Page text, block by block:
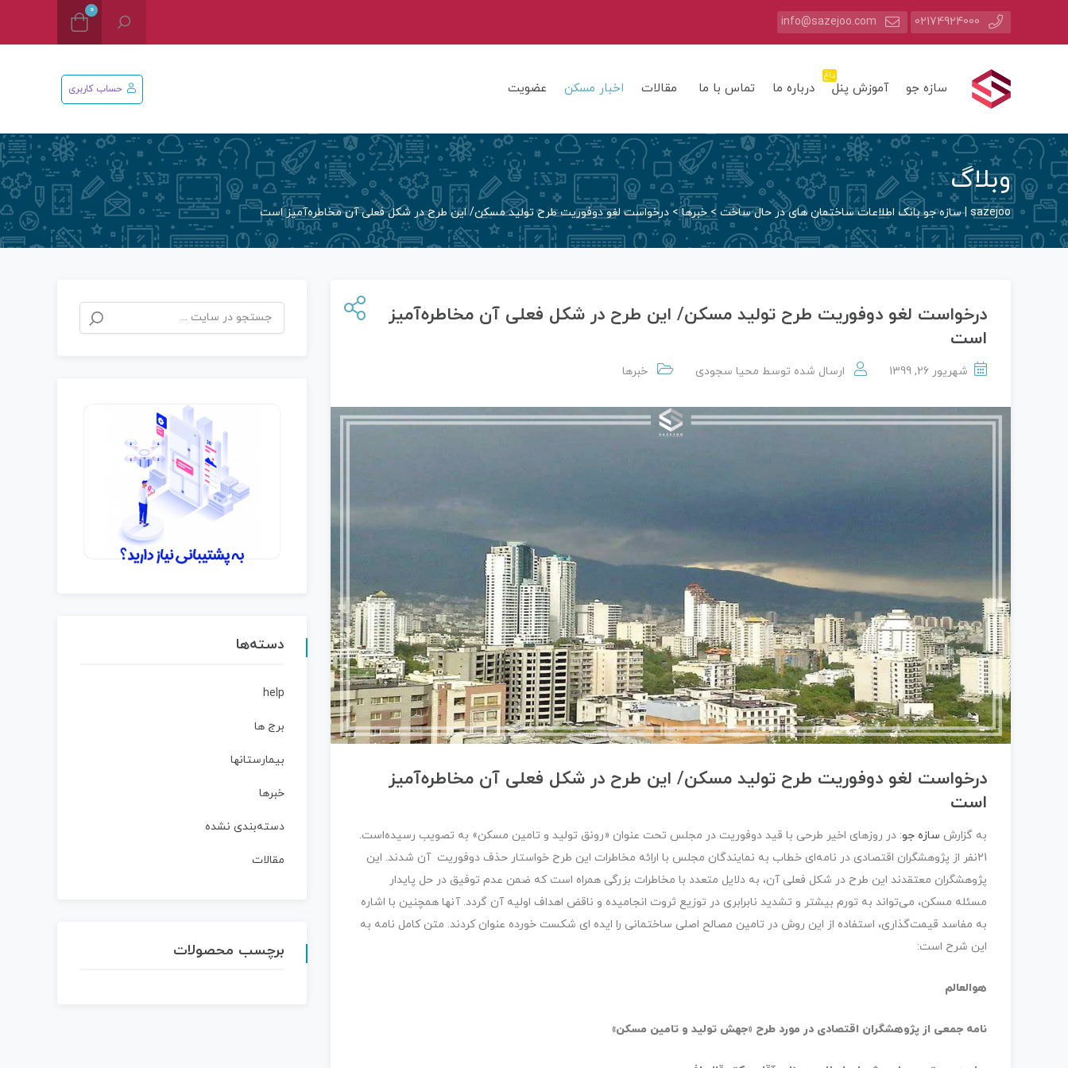
02174924000
info@sazejoo.com
0
سازه جو آموزش پنل
داغ
درباره ما تماس با ما مقالات اخبار مسکن عضویت حساب کاربری
وبلاگ
sazejoo | سازه جو بانک اطلاعات ساختمان های در حال ساخت >خبرها> درخواست لغو دوفوریت طرح تولید مسکن/ این طرح در شکل فعلی آن مخاطره‌آمیز است
درخواست لغو دوفوریت طرح تولید مسکن/ این طرح در شکل فعلی آن مخاطره‌آمیز
است
شهریور 26, 1399 ارسال شده توسط محیا سجودی خبرها
درخواست لغو دوفوریت طرح تولید مسکن/ این طرح در شکل فعلی آن مخاطره‌آمیز
است
به گزارش سازه جو: در روزهای اخیر طرحی با قید دوفوریت در مجلس تحت عنوان «رونق تولید و تامین مسکن» به تصویب رسیده‌است.
21نفر از پژوهشگران اقتصادی در نامه‌ای خطاب به نمایندگان مجلس با ارائه مخاطرات این طرح خواستار حذف دوفوریت آن شدند. این
پژوهشگران معتقدند این طرح در شکل فعلی آن، به دلایل متعدد با مخاطرات بزرگی همراه است که ضمن عدم توفیق در حل پایدار
مسئله مسکن، می‌تواند به تورم بیشتر و تشدید نابرابری در توزیع ثروت انجامیده و ناقض اهداف اولیه آن گردد. آنها همچنین با اشاره
به مفاسد قیمت‌گذاری، استفاده از این روش در تامین مصالح اصلی ساختمانی را ایده ای شکست خورده عنوان کردند. متن کامل نامه به
این شرح است:
هوالعالم
نامه جمعی از پژوهشگران اقتصادی در مورد طرح «جهش تولید و تامین مسکن»
دسته‌ها
help
برج ها
بیمارستانها
خبرها
دسته‌بندی نشده
مقالات
برچسب محصولات